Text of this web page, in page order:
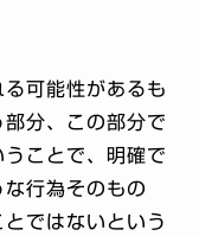
可能性があるも
分、この部分で
ことで、明確で
行為そのもの
ではないという